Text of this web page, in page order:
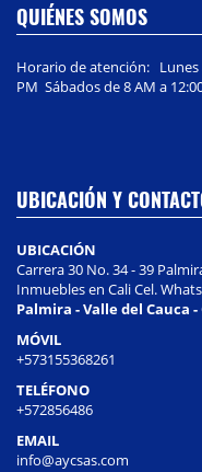
QUIÉNES SOMOS
Horario de atención: Lunes
PM Sábados de 8 AM a
UBICACIÓN Y
UBICACIÓN
Carrera 30 No. 34 - 39
Inmuebles en Cali Cel.
Palmira - Valle del Cauca
MÓVIL
+573155368261
TELÉFONO
+572856486
EMAIL
info@aycsas.com